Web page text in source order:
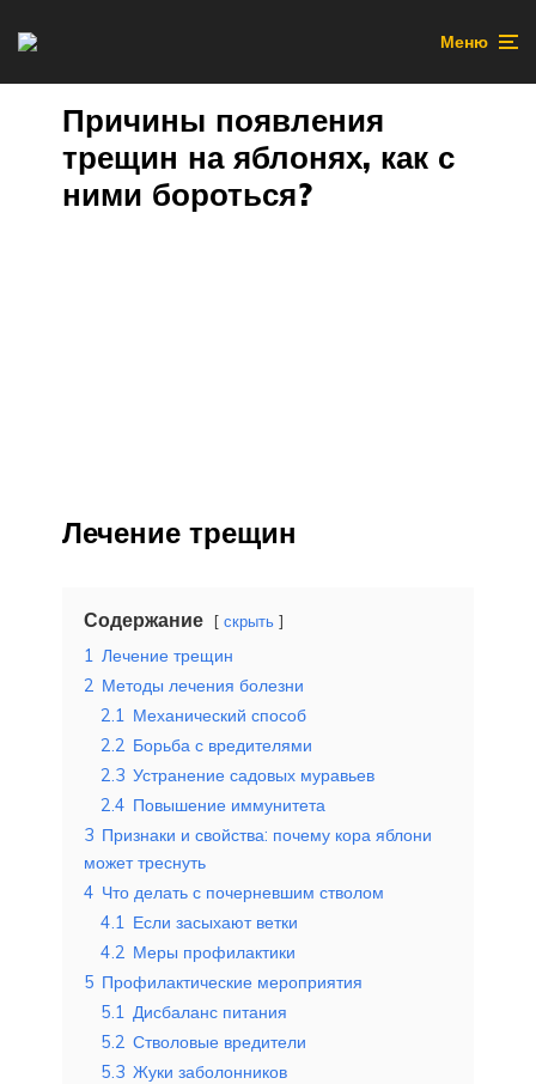
Меню
Причины появления
трещин на яблонях, как с
ними бороться?
Лечение трещин
Содержание скрыть
1 Лечение трещин
2 Методы лечения болезни
2.1 Механический способ
2.2 Борьба с вредителями
2.3 Устранение садовых муравьев
2.4 Повышение иммунитета
3 Признаки и свойства: почему кора яблони
может треснуть
4 Что делать с почерневшим стволом
4.1 Если засыхают ветки
4.2 Меры профилактики
5 Профилактические мероприятия
5.1 Дисбаланс питания
5.2 Стволовые вредители
5.3 Жуки заболонников